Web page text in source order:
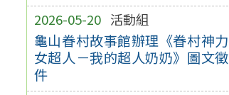
2026-05-20 活動組
龜山眷村故事館辦理《眷村神力
女超人－我的超人奶奶》圖文徵
件